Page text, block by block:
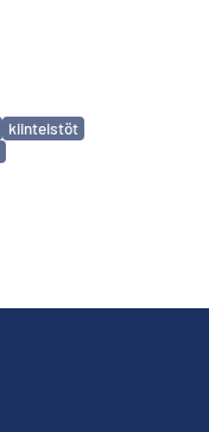
kiinteistöt